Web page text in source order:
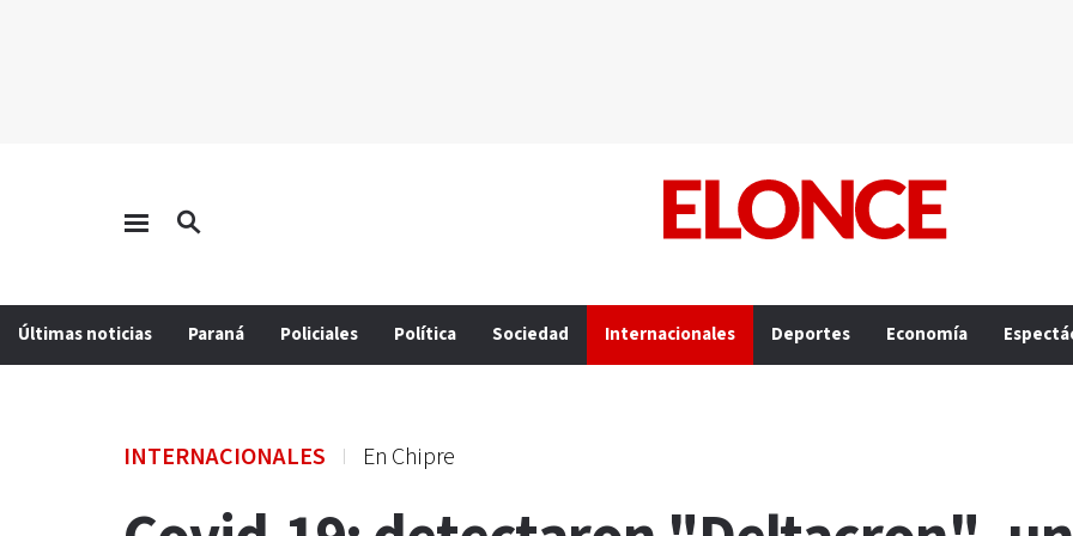
Últimas noticias Paraná Policiales Política Sociedad Internacionales Deportes Economía
INTERNACIONALES En Chipre